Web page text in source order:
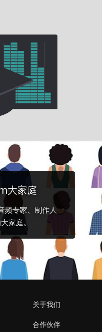
大家庭
频专家、制作人
家庭。
关于我们
合作伙伴